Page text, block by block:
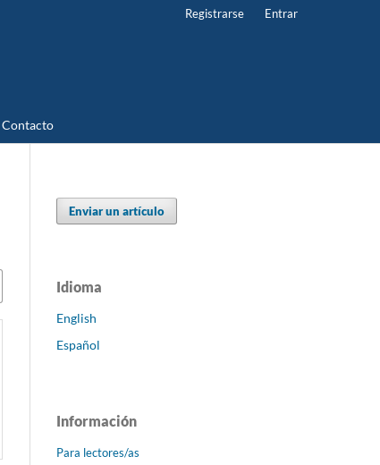
Contacto
Registrarse Entrar
Enviar un artículo
Idioma
English
Español
Información
Para lectores/as